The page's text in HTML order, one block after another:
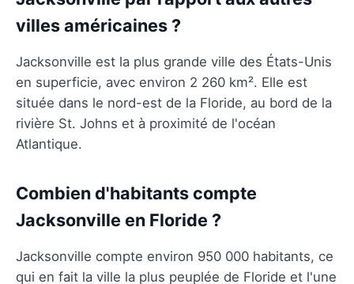
villes américaines ?
Jacksonville est la plus grande ville des États-Unis
en superficie, avec environ 2 260 km². Elle est
située dans le nord-est de la Floride, au bord de la
rivière St. Johns et à proximité de l'océan
Atlantique.
Combien d'habitants compte
Jacksonville en Floride ?
Jacksonville compte environ 950 000 habitants, ce
qui en fait la ville la plus peuplée de Floride et l'une